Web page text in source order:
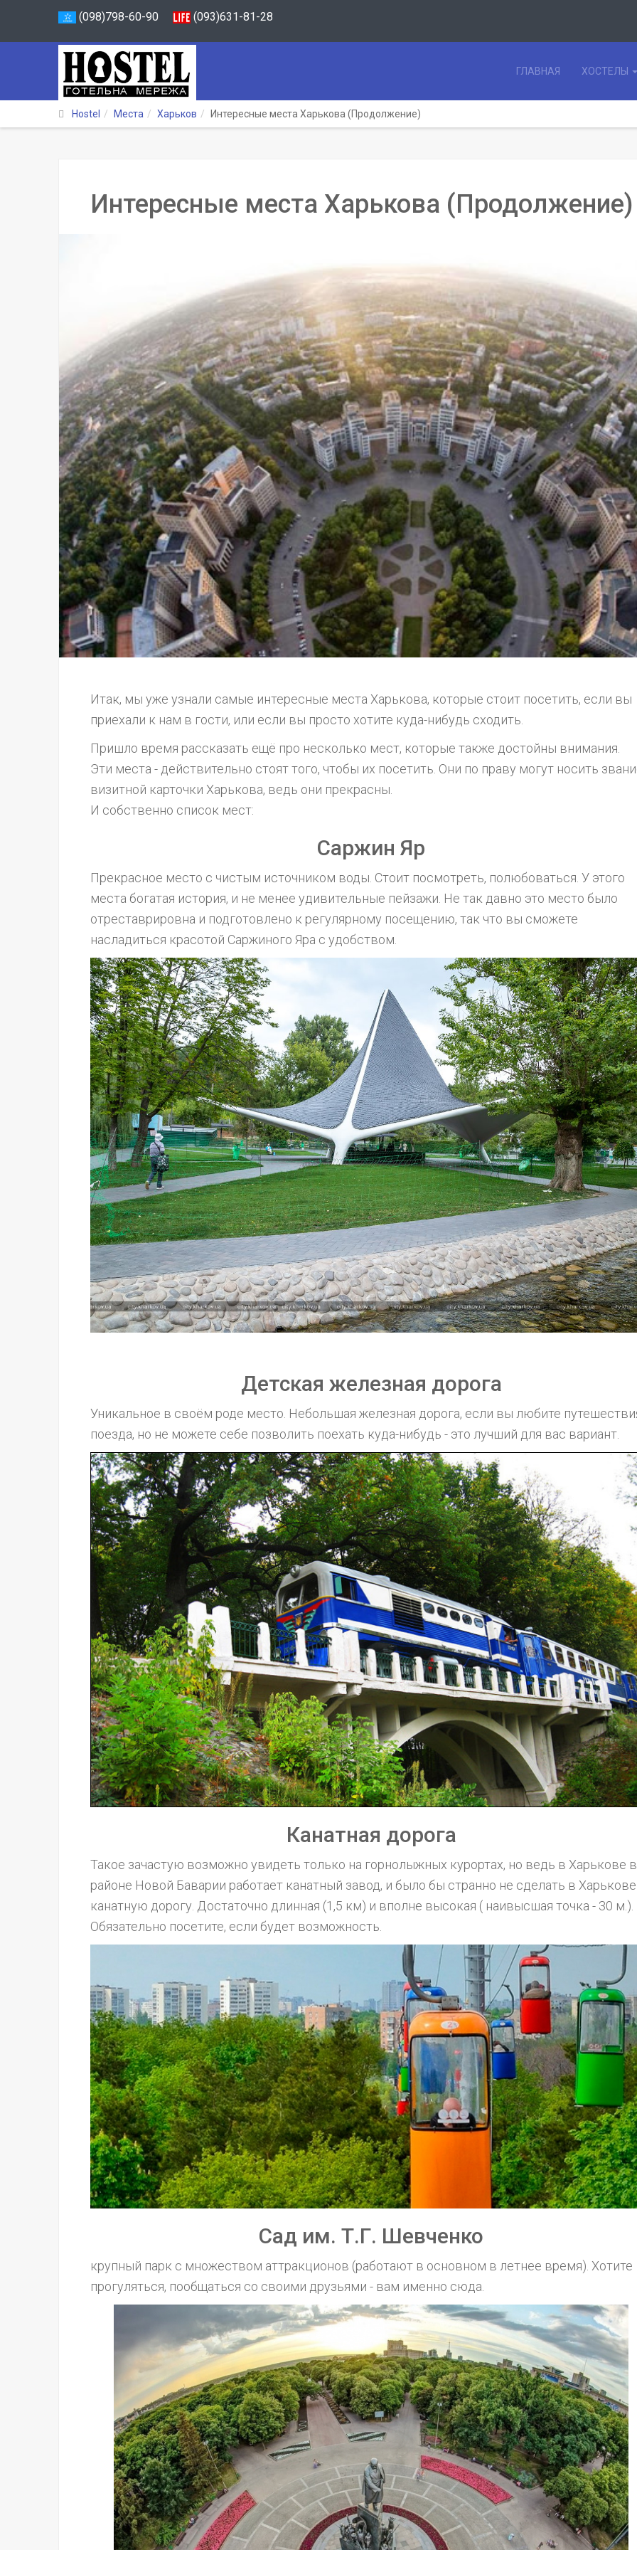
(098)798-60-90 (093)631-81-28
ГЛАВНАЯ ХОСТЕЛЫ
Hostel Места Харьков Интересные места Харькова (Продолжение)
Интересные места Харькова (Продолжение)
Итак, мы уже узнали самые интересные места Харькова, которые стоит посетить, если вы
приехали к нам в гости, или если вы просто хотите куда-нибудь сходить.
Пришло время рассказать ещё про несколько мест, которые также достойны внимания.
Эти места - действительно стоят того, чтобы их посетить. Они по праву могут носить
визитной карточки Харькова, ведь они прекрасны.
И собственно список мест:
Саржин Яр
Прекрасное место с чистым источником воды. Стоит посмотреть, полюбоваться. У этого
места богатая история, и не менее удивительные пейзажи. Не так давно это место было
отреставрировна и подготовлено к регулярному посещению, так что вы сможете
насладиться красотой Саржиного Яра с удобством.
Детская железная дорога
Уникальное в своём роде место. Небольшая железная дорога, если вы любите
поезда, но не можете себе позволить поехать куда-нибудь - это лучший для вас вариант.
Канатная дорога
Такое зачастую возможно увидеть только на горнолыжных курортах, но ведь в Харькове в
районе Новой Баварии работает канатный завод, и было бы странно не сделать в Харькове
канатную дорогу. Достаточно длинная (1,5 км) и вполне высокая ( наивысшая точка - 30 м.).
Обязательно посетите, если будет возможность.
Сад им. Т.Г. Шевченко
крупный парк с множеством аттракционов (работают в основном в летнее время). Хотите
прогуляться, пообщаться со своими друзьями - вам именно сюда.